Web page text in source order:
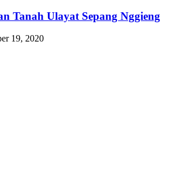
Tanah Ulayat Sepang Nggieng
19, 2020